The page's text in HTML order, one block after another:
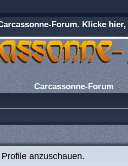
Forum. Klicke
Carcassonne-Forum
anzuschauen.